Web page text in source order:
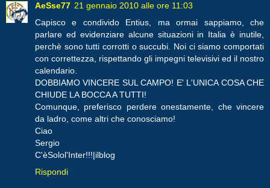
AeSse77 21 gennaio 2010 alle ore 11:03
Capisco e condivido Entius, ma ormai sappiamo, che
parlare ed evidenziare alcune situazioni in Italia è inutile,
perchè sono tutti corrotti o succubi. Noi ci siamo comportati
con correttezza, rispettando gli impegni televisivi ed il nostro
calendario.
DOBBIAMO VINCERE SUL CAMPO! E' L'UNICA COSA CHE
CHIUDE LA BOCCA A TUTTI!
Comunque, preferisco perdere onestamente, che vincere
da ladro, come altri che conosciamo!
Ciao
Sergio
C'èSolol'Inter!!!|ilblog
Rispondi